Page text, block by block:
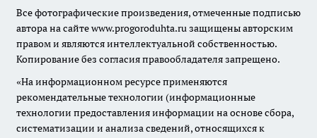
Все фотографические произведения, отмеченные подписью
автора на сайте www.progoroduhta.ru защищены авторским
правом и являются интеллектуальной собственностью.
Копирование без согласия правообладателя запрещено.
«На информационном ресурсе применяются
рекомендательные технологии (информационные
технологии предоставления информации на основе сбора,
систематизации и анализа сведений, относящихся к